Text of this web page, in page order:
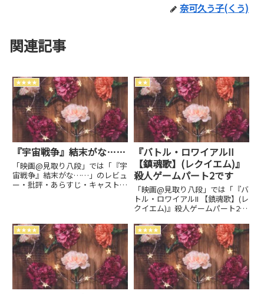
奈可久う子(くう)
関連記事
★★★★
『宇宙戦争』結末がな……
「映画@見取り八段」では「『宇
宙戦争』結末がな……」のレビュ
ー・批評・あらすじ・キャストな
★★
『バトル・ロワイアルII
【鎮魂歌】(レクイエム)』
殺人ゲームパート2です
「映画@見取り八段」では「『バ
トル・ロワイアルII 【鎮魂歌】(レ
クイエム)』殺人ゲームパート2で
じ・キャストなどの情報をお届け
しています。劇場上映中作品のネ
タバレ感想は別枠で表記。
★★★★ ★★★★